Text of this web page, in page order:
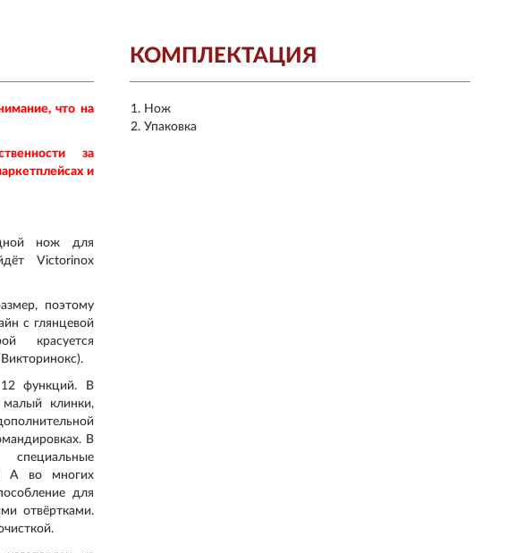
КОМПЛЕКТАЦИЯ
Нож
Упаковка
что на
за
и
нож для
Victorinox
поэтому
с глянцевой
красуется
функций. В
клинки,
В
А во многих
для
отвёртками.